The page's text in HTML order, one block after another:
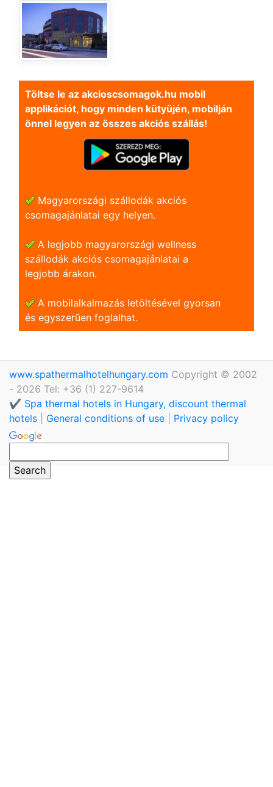
Töltse le az akcioscsomagok.hu mobil
applikációt, hogy minden kütyüjén, mobilján
önnel legyen az összes akciós szállás!
Magyarországi szállodák akciós
csomagajánlatai egy helyen.
A legjobb magyarországi wellness
szállodák akciós csomagajánlatai a
legjobb árakon.
A mobilalkalmazás letöltésével gyorsan
és egyszerũen foglalhat.
www.spathermalhotelhungary.com Copyright © 2002
- 2026 Tel: +36 (1) 227-9614
✔️ Spa thermal hotels in Hungary, discount thermal
hotels
General conditions of use Privacy policy